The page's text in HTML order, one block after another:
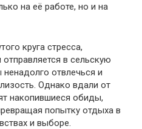
на её работе, но и на
круга стресса,
в сельскую
отвлечься и
Однако вдали от
накопившиеся обиды,
попытку отдыха в
и выборе.